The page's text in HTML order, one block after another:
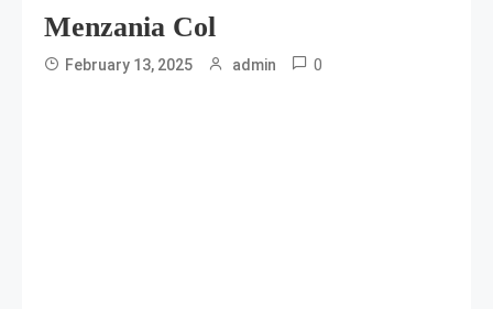
Menzania Col
February 13, 2025 admin 0